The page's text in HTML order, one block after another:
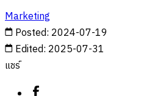
Marketing
Posted: 2024-07-19
Edited: 2025-07-31
แชร์